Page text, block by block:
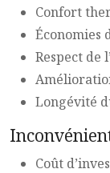
Confort
Économies
Respect de
Longévité
Coût